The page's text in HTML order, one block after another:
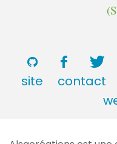
site
contact